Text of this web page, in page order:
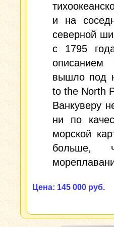
и на
северной
с 1795
описанием
вышло под
to the North
Ванкуверу
ни по
морской
больше,
Цена: 145 000 руб.